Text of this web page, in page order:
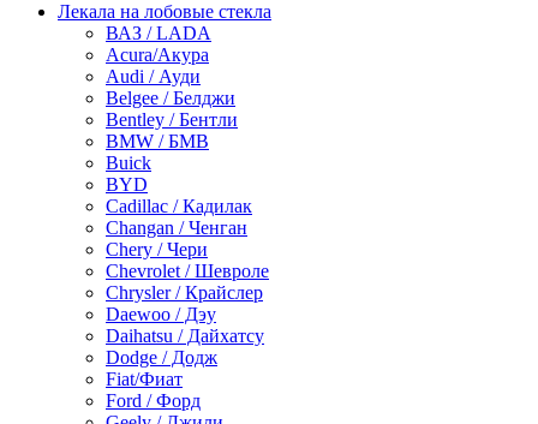
Лекала на лобовые стекла
ВАЗ / LADA
Acura/Акура
Audi / Ауди
Belgee / Белджи
Bentley / Бентли
BMW / БМВ
Buick
BYD
Cadillac / Кадилак
Changan / Ченган
Chery / Чери
Chevrolet / Шевроле
Chrysler / Крайслер
Daewoo / Дэу
Daihatsu / Дайхатсу
Dodge / Додж
Fiat/Фиат
Ford / Форд